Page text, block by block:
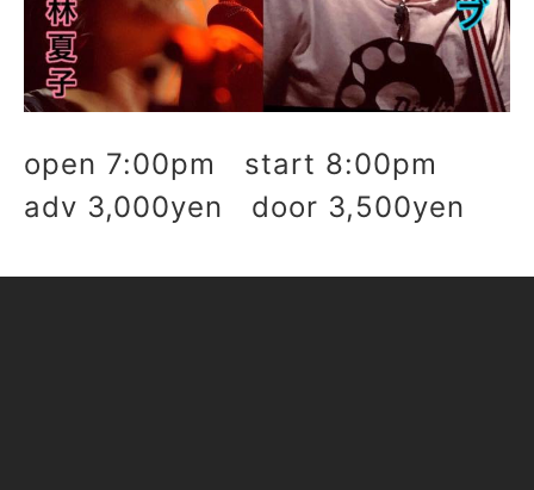
open 7:00pm start 8:00pm
adv 3,000yen door 3,500yen